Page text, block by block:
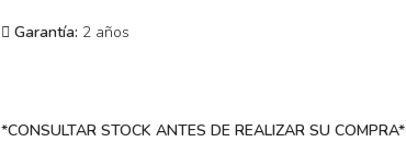
Garantía: 2 años
*CONSULTAR STOCK ANTES DE REALIZAR SU COMPRA*